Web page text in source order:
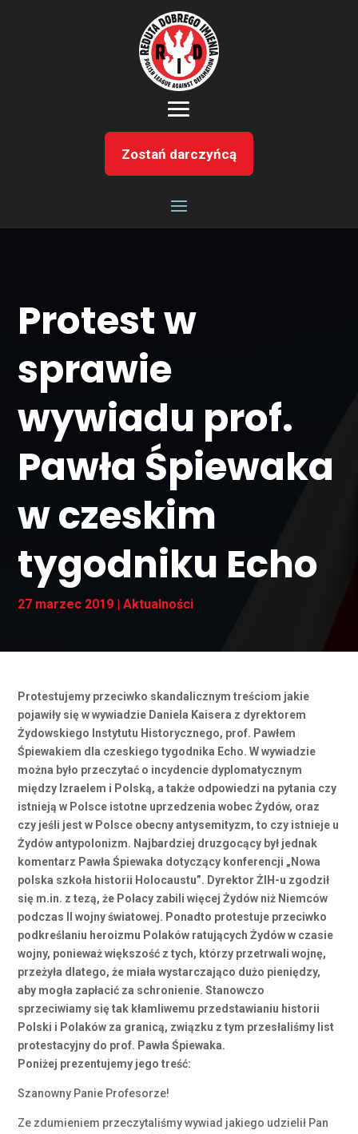
Zostań darczyńcą
Protest w
sprawie
wywiadu prof.
Pawła Śpiewaka
w czeskim
tygodniku Echo
27 marzec 2019 |Aktualności
Protestujemy przeciwko skandalicznym treściom jakie
pojawiły się w wywiadzie Daniela Kaisera z dyrektorem
Żydowskiego Instytutu Historycznego, prof. Pawłem
Śpiewakiem dla czeskiego tygodnika Echo. W wywiadzie
można było przeczytać o incydencie dyplomatycznym
między Izraelem i Polską, a także odpowiedzi na pytania czy
istnieją w Polsce istotne uprzedzenia wobec Żydów, oraz
czy jeśli jest w Polsce obecny antysemityzm, to czy istnieje u
Żydów antypolonizm. Najbardziej druzgocący był jednak
komentarz Pawła Śpiewaka dotyczący konferencji „Nowa
polska szkoła historii Holocaustu”. Dyrektor ŻIH-u zgodził
się m.in. z tezą, że Polacy zabili więcej Żydów niż Niemców
podczas II wojny światowej. Ponadto protestuje przeciwko
podkreślaniu heroizmu Polaków ratujących Żydów w czasie
wojny, ponieważ większość z tych, którzy przetrwali wojnę,
przeżyła dlatego, że miała wystarczająco dużo pieniędzy,
aby mogła zapłacić za schronienie. Stanowczo
sprzeciwiamy się tak kłamliwemu przedstawianiu historii
Polski i Polaków za granicą, związku z tym przesłaliśmy list
protestacyjny do prof. Pawła Śpiewaka.
Poniżej prezentujemy jego treść:
Szanowny Panie Profesorze!
Ze zdumieniem przeczytaliśmy wywiad jakiego udzielił Pan